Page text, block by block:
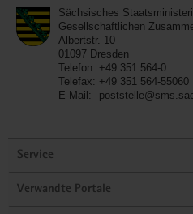
Sächsisches
Gesellschaftlichen
Albertstr. 10
01097 Dresden
Telefon: +49 351 564-0
Telefax: +49 351 564-55060
E-Mail:
Service
Verwandte Portale